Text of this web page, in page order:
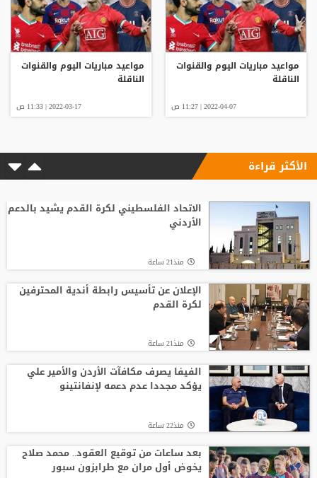
مواعيد مباريات اليوم والقنوات
الناقلة
2022-04-07 | 11:27 ص
مواعيد مباريات اليوم والقنوات
الناقلة
2022-03-17 | 11:33 ص
الأكثر قراءة
الاتحاد الفلسطيني لكرة القدم يشيد بالدعم
الأردني
منذ21 ساعة
الإعلان عن تأسيس رابطة أندية المحترفين
لكرة القدم
منذ21 ساعة
الفيفا يصرف مكافآت الأردن والأمير علي
يؤكد مجددا عدم دعمه لإنفانتينو
منذ22 ساعة
بعد ساعات من توقيع العقود.. محمد صلاح
يخوض أول مران مع طرابزون سبور